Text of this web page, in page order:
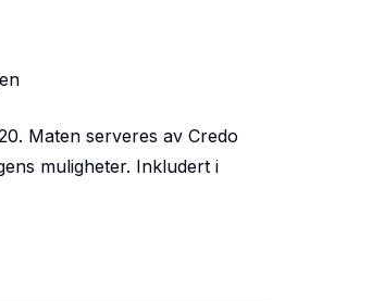
Maten serveres av Credo
muligheter. Inkludert i